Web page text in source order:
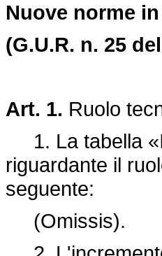
Nuove norme
(G.U.R. n. 25
Art. 1. Ruolo
1. La tabella
riguardante il
seguente:
(Omissis).